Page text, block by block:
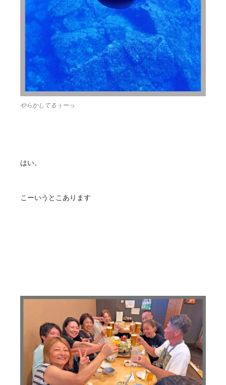
やらかしてるぅーっ
はい。
こーいうとこあります